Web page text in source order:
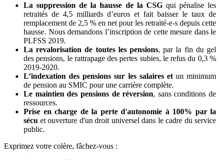
La suppression de la hausse de la CSGqui pénalise les
retraités de 4,5 milliards d’euros et fait baisser le taux de
remplacement de 2,5 % en net pour les retraité-e-s depuis cette
hausse. Nous demandons l’inscription de cette mesure dans le
PLFSS 2019.
La revalorisation de toutes les pensions, par la fin du gel
des pensions, le rattrapage des pertes subies, le refus du 0,3 %
2019-2020.
L’indexation des pensions sur les salaires et un minimum
de pension au SMIC pour une carrière complète.
Le maintien des pensions de réversion, sans conditions de
ressources.
Prise en charge de la perte d'autonomie à 100% par la
sécu et ouverture d'un droit universel dans le cadre du service
public.
Exprimez votre colère, fâchez-vous :